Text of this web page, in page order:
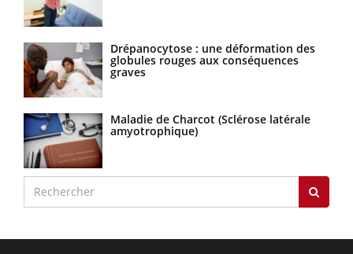
Drépanocytose : une déformation des
globules rouges aux conséquences
graves
Maladie de Charcot (Sclérose latérale
amyotrophique)